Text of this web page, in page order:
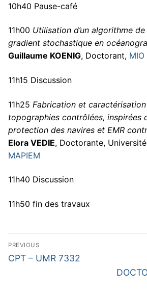
10h40 Pause-café
11h00 Utilisation d’un algorithme
gradient stochastique en
Guillaume KOENIG, Doctorant, MIO
11h15 Discussion
11h25 Fabrication et
topographies contrôlées, inspirées
protection des navires et EMR
Elora VEDIE, Doctorante,
MAPIEM
11h40 Discussion
11h50 fin des travaux
Navigation
de
PREVIOUS
Previous
CPT – UMR 7332